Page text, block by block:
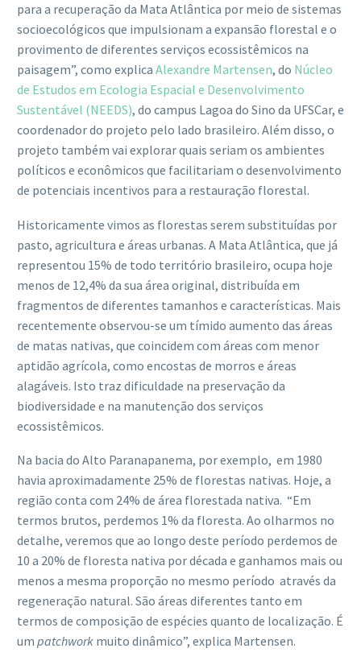
para a recuperação da Mata Atlântica por meio de sistemas
socioecológicos que impulsionam a expansão florestal e o
provimento de diferentes serviços ecossistêmicos na
paisagem”, como explica Alexandre Martensen, do Núcleo
de Estudos em Ecologia Espacial e Desenvolvimento
Sustentável (NEEDS), do campus Lagoa do Sino da UFSCar, e
coordenador do projeto pelo lado brasileiro. Além disso, o
projeto também vai explorar quais seriam os ambientes
políticos e econômicos que facilitariam o desenvolvimento
de potenciais incentivos para a restauração florestal.
Historicamente vimos as florestas serem substituídas por
pasto, agricultura e áreas urbanas. A Mata Atlântica, que já
representou 15% de todo território brasileiro, ocupa hoje
menos de 12,4% da sua área original, distribuída em
fragmentos de diferentes tamanhos e características. Mais
recentemente observou-se um tímido aumento das áreas
de matas nativas, que coincidem com áreas com menor
aptidão agrícola, como encostas de morros e áreas
alagáveis. Isto traz dificuldade na preservação da
biodiversidade e na manutenção dos serviços
ecossistêmicos.
Na bacia do Alto Paranapanema, por exemplo, em 1980
havia aproximadamente 25% de florestas nativas. Hoje, a
região conta com 24% de área florestada nativa. “Em
termos brutos, perdemos 1% da floresta. Ao olharmos no
detalhe, veremos que ao longo deste período perdemos de
10 a 20% de floresta nativa por década e ganhamos mais ou
menos a mesma proporção no mesmo período através da
regeneração natural. São áreas diferentes tanto em
termos de composição de espécies quanto de localização. É
um patchwork muito dinâmico”, explica Martensen.